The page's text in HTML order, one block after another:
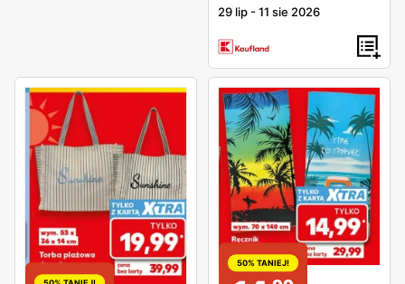
29 lip -11 sie 2026
50% TANIEJ!